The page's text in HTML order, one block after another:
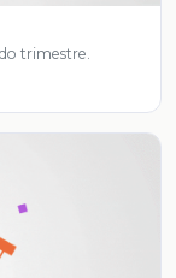
trimestre.